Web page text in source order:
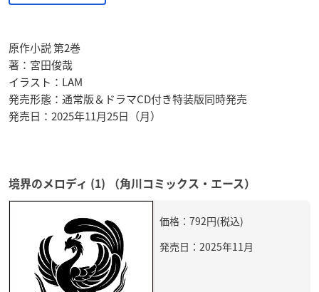
原作小説 第2巻
著：宮田俊哉
イラスト：LAM
発売形態：通常版＆ドラマCD付き特装版同時発売
発売日：2025年11月25日（月）
境界のメロディ (1) （角川コミックス・エース）
価格：792円(税込)
発売日：2025年11月